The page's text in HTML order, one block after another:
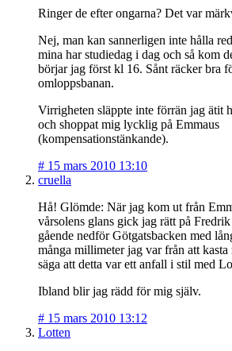
Ringer de efter ongarna? Det var
Nej, man kan sannerligen inte hålla
mina har studiedag i dag och så kom
börjar jag först kl 16. Sånt räcker bra
omloppsbanan.
Virrigheten släppte inte förrän jag ätit
och shoppat mig lycklig på Emmaus
(kompensationstänkande).
# 15 mars 2010 13:10
cruella
Hå! Glömde: När jag kom ut från
vårsolens glans gick jag rätt på
gående nedför Götgatsbacken med
många millimeter jag var från att
säga att detta var ett anfall i stil med
Ibland blir jag rädd för mig själv.
# 15 mars 2010 13:12
Lotten